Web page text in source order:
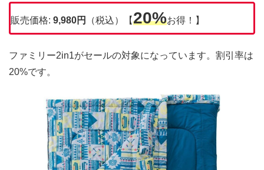
販売価格: 9,980円 （税込）【20%お得！】
ファミリー2in1がセールの対象になっています。割引率は
20%です。